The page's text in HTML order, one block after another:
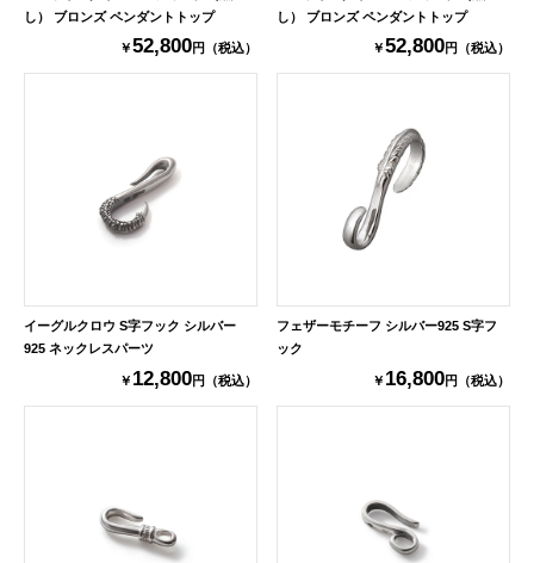
し） ブロンズ ペンダントトップ
￥52,800円（税込）
し） ブロンズ ペンダントトップ
￥52,800円（税込）
イーグルクロウ S字フック シルバー
925 ネックレスパーツ
￥ 12,800円（税込）
フェザーモチーフ シルバー925 S字フ
ック
￥ 16,800円（税込）